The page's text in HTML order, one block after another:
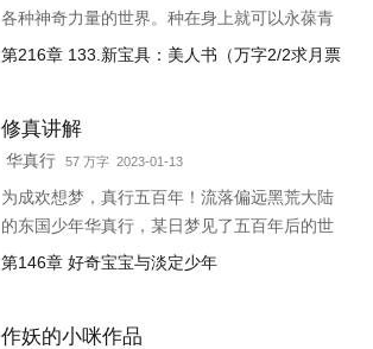
各种神奇力量的世界。种在身上就可以永葆青
春的蘑菇每分一个分身就会智商下降实力提升
第216章 133.新宝具：美人书（万字2/2求月票
修真讲解
华真行 57 万字 2023-01-13
为成欢想梦，真行五百年！流落偏远黑荒大陆
的东国少年华真行，某日梦见了五百年后的世
界。在那个世界上，很多国度与部族甚至已消
第146章 好奇宝宝与淡定少年
作妖的小咪作品